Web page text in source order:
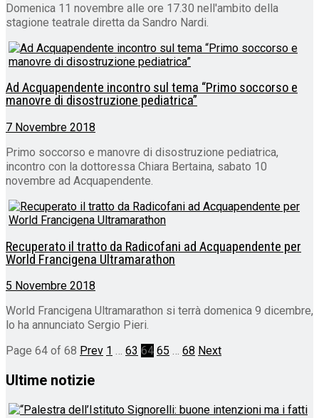
Domenica 11 novembre alle ore 17.30 nell'ambito della
stagione teatrale diretta da Sandro Nardi.
Ad Acquapendente incontro sul tema “Primo soccorso e
manovre di disostruzione pediatrica”
7 Novembre 2018
Primo soccorso e manovre di disostruzione pediatrica,
incontro con la dottoressa Chiara Bertaina, sabato 10
novembre ad Acquapendente.
Recuperato il tratto da Radicofani ad Acquapendente per
World Francigena Ultramarathon
5 Novembre 2018
World Francigena Ultramarathon si terrà domenica 9 dicembre,
lo ha annunciato Sergio Pieri.
Page 64 of 68 Prev 1 … 63 64 65 … 68 Next
Ultime notizie